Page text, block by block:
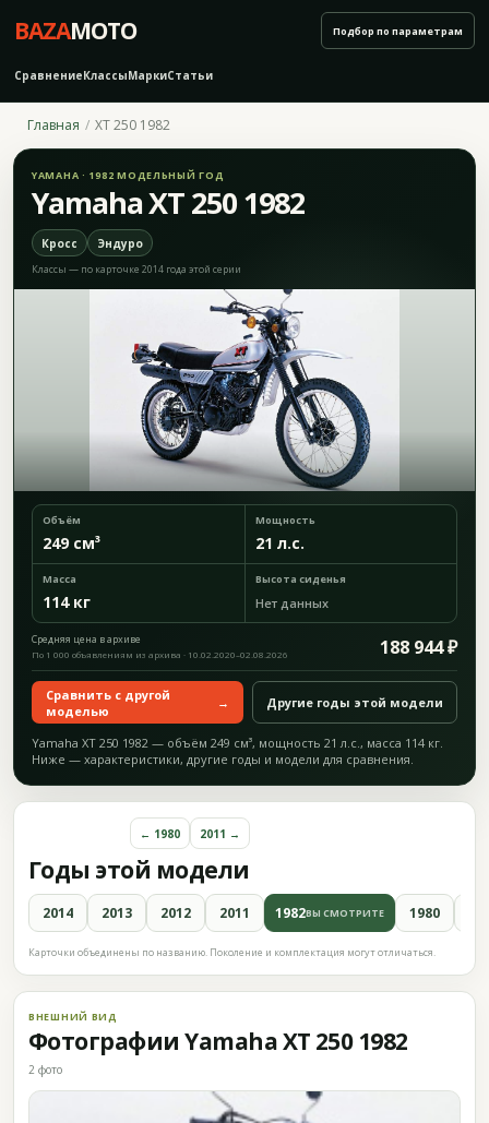
BAZAMOTO
СравнениеКлассыМаркиСтатьи
Подбор по параметрам
Главная XT 250 1982
YAMAHA · 1982 МОДЕЛЬНЫЙ ГОД
Yamaha XT 250 1982
Кросс Эндуро
Классы — по карточке 2014 года этой серии
Объём
249 см³
Мощность
21 л.с.
Масса
114 кг
Высота сиденья
Нет данных
Средняя цена в архиве 188 944 ₽
По 1 000 объявлениям из архива · 10.02.2020–02.08.2026
Сравнить с другой
моделью
→ Другие годы этой модели
Yamaha XT 250 1982 — объём 249 см³, мощность 21 л.с., масса 114 кг.
Ниже — характеристики, другие годы и модели для сравнения.
Годы этой модели
← 1980 2011 →
2014 2013 2012 2011 1982ВЫ СМОТРИТЕ 1980
Карточки объединены по названию. Поколение и комплектация могут отличаться.
ВНЕШНИЙ ВИД
Фотографии Yamaha XT 250 1982
2 фото